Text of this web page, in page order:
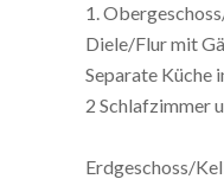
1.
Diele/Flur mit
Separate Küche
2 Schlafzimmer
Erdgeschoss/